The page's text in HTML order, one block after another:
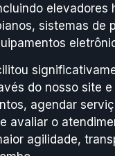
elevadores
sistemas de
do nosso site
agendar
avaliar o
agilidade,